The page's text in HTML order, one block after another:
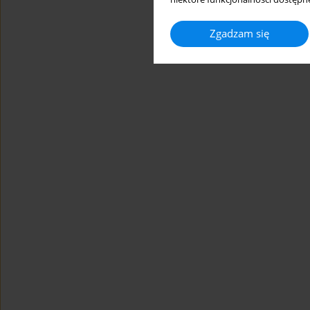
Zgadzam się